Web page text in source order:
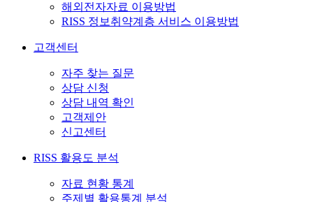
해외전자자료 이용방법
RISS 정보취약계층 서비스 이용방법
고객센터
자주 찾는 질문
상담 신청
상담 내역 확인
고객제안
신고센터
RISS 활용도 분석
자료 현황 통계
주제별 활용통계 분석